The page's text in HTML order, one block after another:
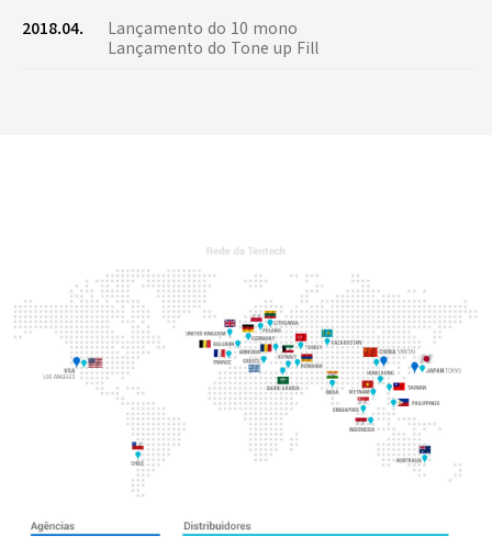
2018.04.
Lançamento do 10 mono
Lançamento do Tone up Fill